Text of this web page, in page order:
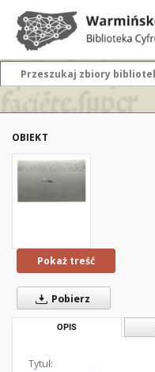
OBIEKT
Pokaż treść
Pobierz
OPIS
Tytuł: